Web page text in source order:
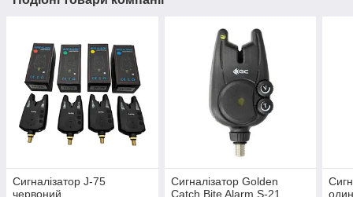
Сигналізатор J-75
червоний
Сигналізатор Golden
Catch Bite Alarm S-21